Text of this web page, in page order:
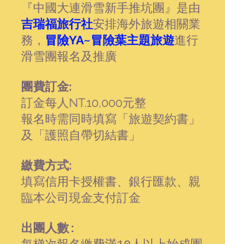
『中國大連滑雪新手推坑團』是由
吉瑞福旅行社安排海外旅遊相關業
務， 冒險YA~冒險葉主題旅遊進行
滑雪團報名及推廣
團費訂金:
訂金每人NT.10,000元整
報名時需同時填寫「旅遊契約書」
及「護照自帶切結書」
繳費方式:
填寫信用卡授權書、銀行匯款、親
臨本公司現金支付訂金
出團人數: